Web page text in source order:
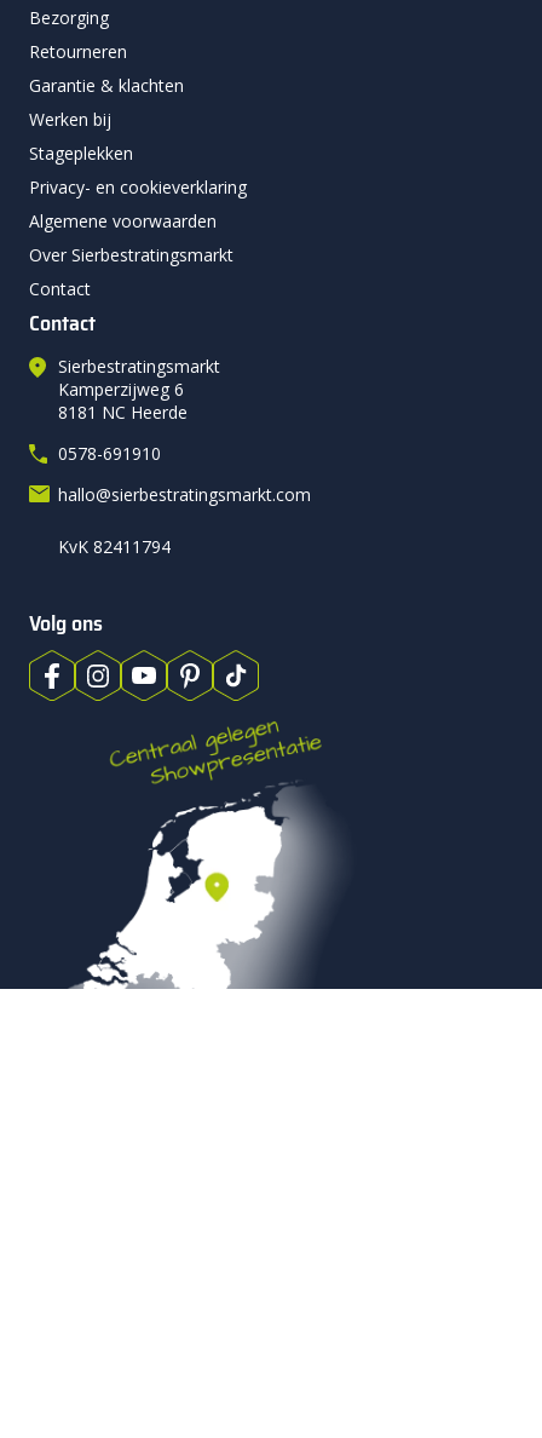
Bezorging
Retourneren
Garantie & klachten
Werken bij
Stageplekken
Privacy- en cookieverklaring
Algemene voorwaarden
Over Sierbestratingsmarkt
Contact
Contact
Sierbestratingsmarkt
Kamperzijweg 6
8181 NC Heerde
0578-691910
hallo@sierbestratingsmarkt.com
KvK 82411794
Volg ons